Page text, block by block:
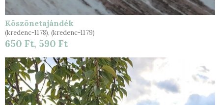
Köszönetajándék
(kredenc-1178), (kredenc-1179)
650 Ft, 590 Ft